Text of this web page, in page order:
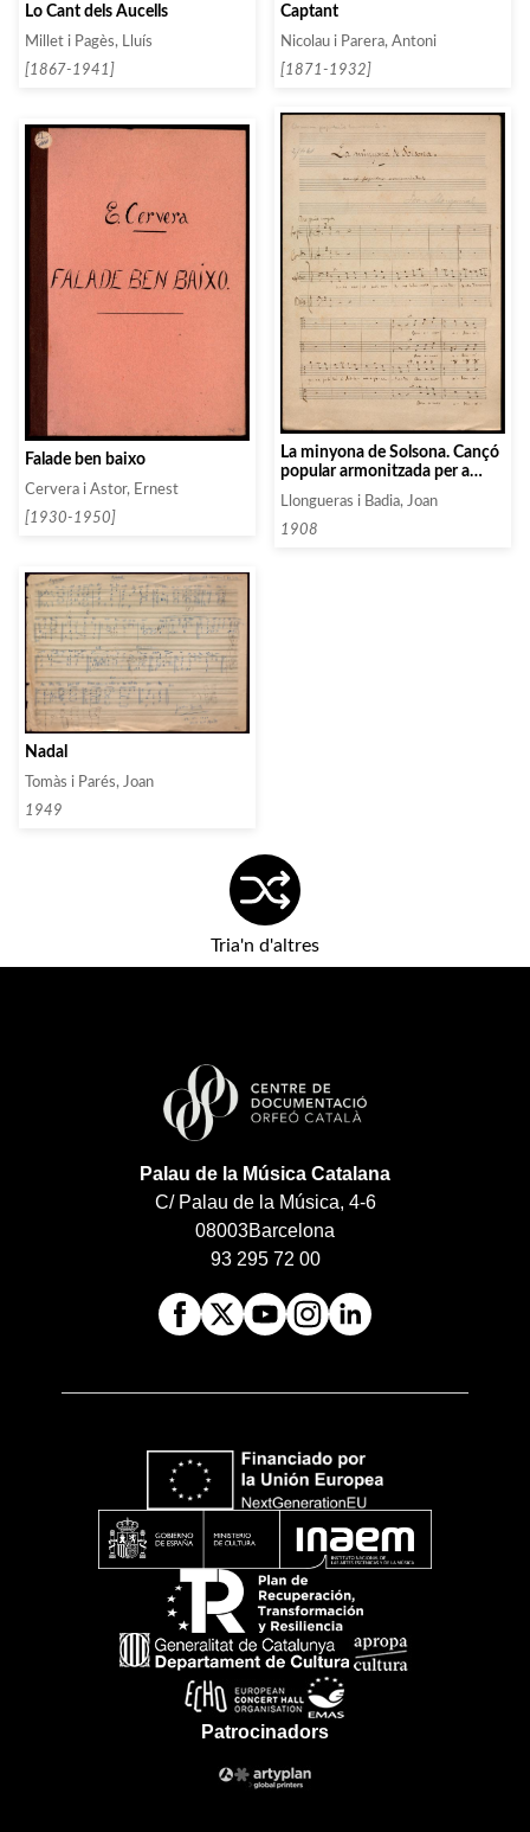
Lo Cant dels Aucells
Millet i Pagès, Lluís
[1867-1941]
Captant
Nicolau i Parera, Antoni
[1871-1932]
Falade ben baixo
Cervera i Astor, Ernest
[1930-1950]
La minyona de Solsona. Cançó
popular armonitzada per a
Llongueras i Badia, Joan
1908
Nadal
Tomàs i Parés, Joan
1949
Tria'n d'altres
Palau de la Música Catalana
C/ Palau de la Música, 4-6
08003Barcelona
93 295 72 00
Patrocinadors